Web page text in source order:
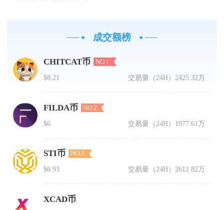
成交额榜
CHITCAT币 NO.1
$8.21 交易量（24H） 2425.32万
FILDA币 NO.2
$6 交易量（24H） 1977.61万
STI币 NO.3
$6.93 交易量（24H）2612.82万
XCAD币